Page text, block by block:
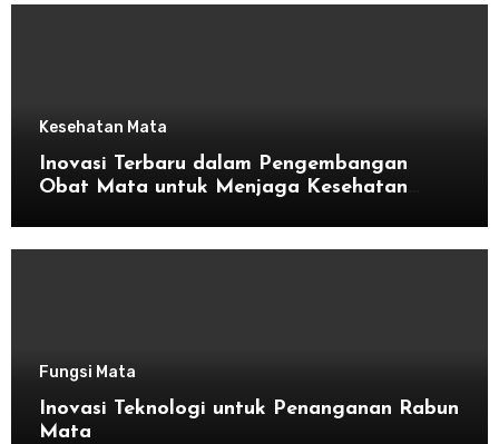
Kesehatan Mata
Inovasi Terbaru dalam Pengembangan
Obat Mata untuk Menjaga Kesehatan
Fungsi Mata
Inovasi Teknologi untuk Penanganan Rabun
Mata